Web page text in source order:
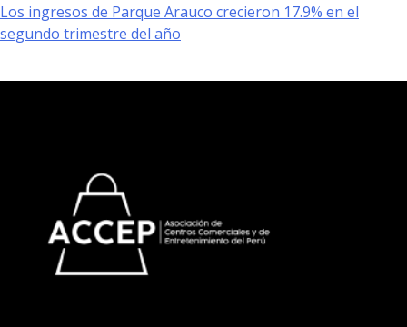
Los ingresos de Parque Arauco crecieron 17.9% en el
segundo trimestre del año